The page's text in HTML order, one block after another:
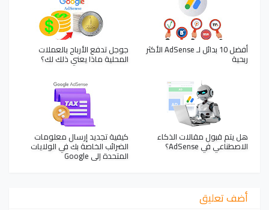
أفضل 10 بدائل لـ AdSense الأكثر
ربحية
جوجل تدفع الأرباح بالعملات
المحلية ماذا يعني ذلك لك؟
هل يتم قبول مقالات الذكاء
الاصطناعي في AdSense؟
كيفية تجديد إرسال معلومات
الضرائب الخاصة بك في الولايات
المتحدة إلى Google
أضف تعليق